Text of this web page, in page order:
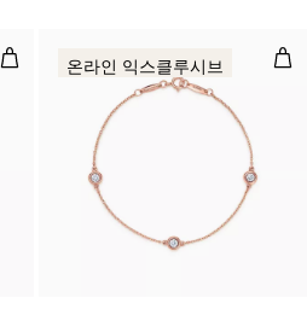
다이아몬드 바이 더 야드™ 링 다
온라인 익스클루시브